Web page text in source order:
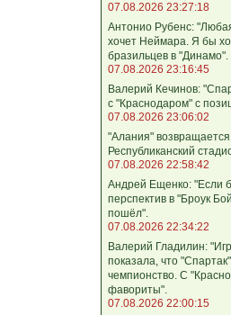
07.08.2026 23:27:18
Антонио Рубенс:
хочет Неймара. Я бы
бразильцев в "Динамо".
07.08.2026 23:16:45
Валерий Кечинов:
с "Краснодаром" с
07.08.2026 23:06:02
"Алания"
Республиканский
07.08.2026 22:58:42
Андрей Ещенко: "Если
перспектив в "Броук
пошёл".
07.08.2026 22:34:22
Валерий Гладилин:
показала, что
чемпионство. С
фавориты".
07.08.2026 22:00:15